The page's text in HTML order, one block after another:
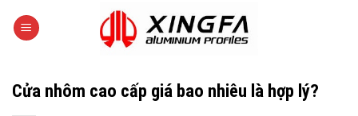
Cửa nhôm cao cấp giá bao nhiêu là hợp lý?